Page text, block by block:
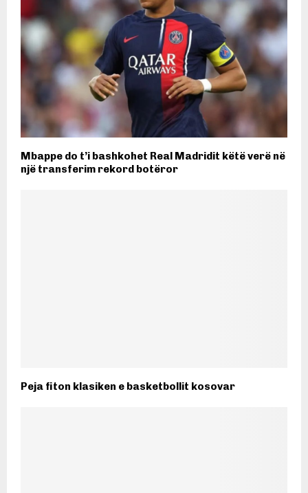
Mbappe do t’i bashkohet Real Madridit këtë verë në
një transferim rekord botëror
Peja fiton klasiken e basketbollit kosovar